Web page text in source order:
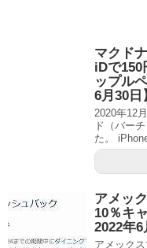
マクド
iDで150
ップル
6月30日
2020年12
ド（バー
た。
アメッ
10％キ
2022年6
アメック